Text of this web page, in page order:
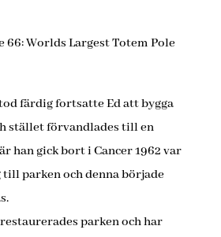
färdig fortsatte Ed att bygga
stället förvandlades till en
han gick bort i Cancer 1962 var
till parken och denna började
parken och har